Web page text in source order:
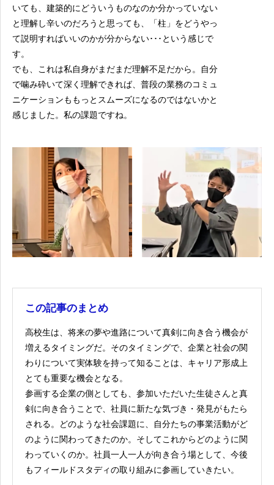
いても、建築的にどういうものなのか分かっていない
と理解し辛いのだろうと思っても、「柱」をどうやっ
て説明すればいいのかが分からない･･･という感じで
す。
でも、これは私自身がまだまだ理解不足だから。自分
で噛み砕いて深く理解できれば、普段の業務のコミュ
ニケーションももっとスムーズになるのではないかと
感じました。私の課題ですね。
この記事のまとめ
高校生は、将来の夢や進路について真剣に向き合う機会が
増えるタイミングだ。そのタイミングで、企業と社会の関
わりについて実体験を持って知ることは、キャリア形成上
とても重要な機会となる。
参画する企業の側としても、参加いただいた生徒さんと真
剣に向き合うことで、社員に新たな気づき・発見がもたら
される。どのような社会課題に、自分たちの事業活動がど
のように関わってきたのか。そしてこれからどのように関
わっていくのか。社員一人一人が向き合う場として、今後
もフィールドスタディの取り組みに参画していきたい。